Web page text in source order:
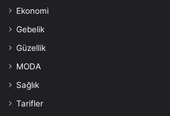
Ekonomi
Gebelik
Güzellik
MODA
Sağlık
Tarifler